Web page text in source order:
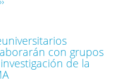
con grupos
de la